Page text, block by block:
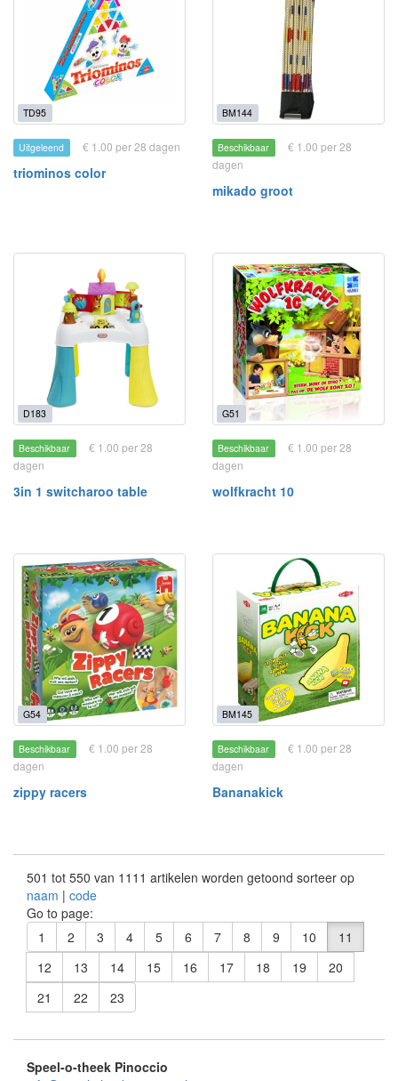
TD95
Uitgeleend € 1.00 per 28 dagen
triominos color
BM144
Beschikbaar
€ 1.00 per 28
dagen
mikado groot
D183
Beschikbaar
€ 1.00 per 28
dagen
3in 1 switcharoo table
G51
Beschikbaar
€ 1.00 per 28
dagen
wolfkracht 10
G54
Beschikbaar
€ 1.00 per 28
dagen
zippy racers
BM145
Beschikbaar
€ 1.00 per 28
dagen
Bananakick
501 tot 550 van 1111 artikelen worden getoond sorteer op
naam | code
Go to page:
1
2 3 4 5 6 7 8 9 10
11
12
13 14 15 16 17 18 19
20
21
22 23
Speel-o-theek Pinoccio